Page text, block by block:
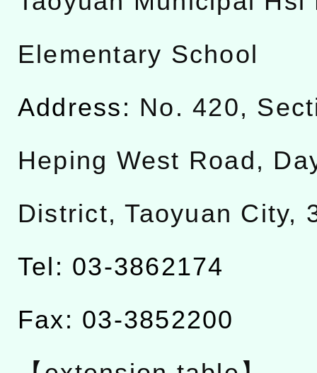
Elementary School
Address: No. 420,
Heping West Road,
District, Taoyuan City,
Tel: 03-3862174
Fax: 03-3852200